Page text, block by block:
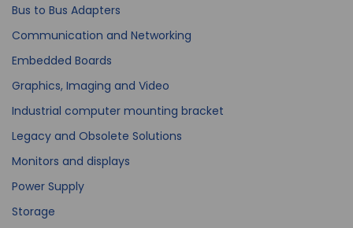
Bus to Bus Adapters
Communication and Networking
Embedded Boards
Graphics, Imaging and Video
Industrial computer mounting bracket
Legacy and Obsolete Solutions
Monitors and displays
Power Supply
Storage